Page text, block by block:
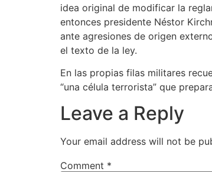
idea original de modificar la
entonces presidente Néstor
ante agresiones de origen
el texto de la ley.
En las propias filas militares
“una célula terrorista” que
Leave a Reply
Your email address will not be
Comment *